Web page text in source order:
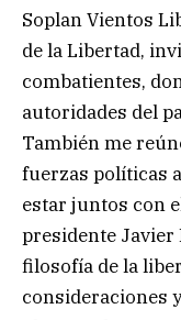
Soplan Vientos
de la Libertad,
combatientes,
autoridades del
También me
fuerzas políticas
estar juntos con
presidente Javier
filosofía de la
consideraciones